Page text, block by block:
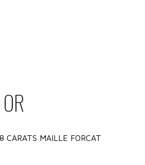
CARATS MAILLE FORCAT